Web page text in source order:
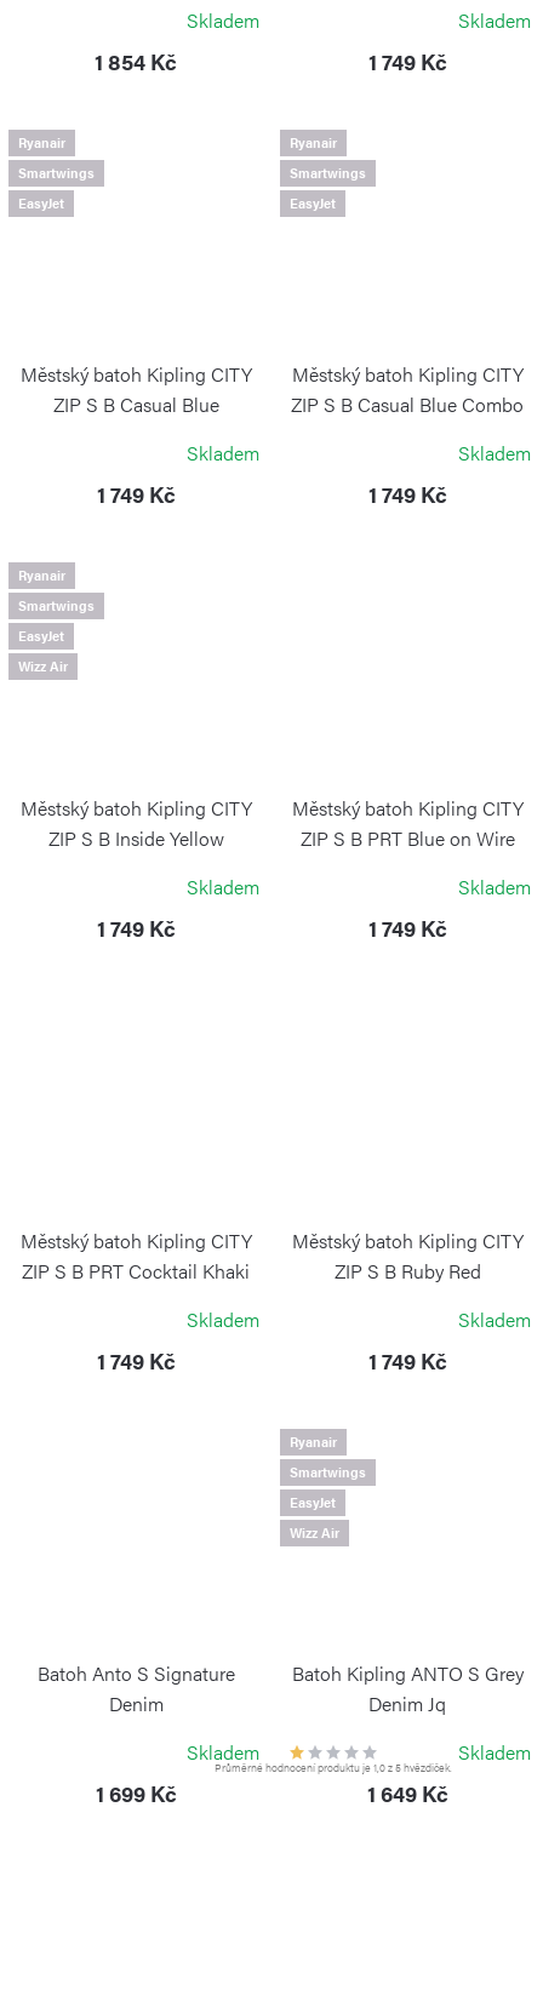
Skladem
1 854 Kč
Skladem
1 749 Kč
Ryanair
Smartwings
EasyJet
Městský batoh Kipling CITY
ZIP S B Casual Blue
Skladem
1 749 Kč
Ryanair
Smartwings
EasyJet
Městský batoh Kipling CITY
ZIP S B Casual Blue Combo
Skladem
1 749 Kč
Ryanair
Smartwings
EasyJet
Wizz Air
Městský batoh Kipling CITY
ZIP S B Inside Yellow
Skladem
1 749 Kč
Městský batoh Kipling CITY
ZIP S B PRT Blue on Wire
Skladem
1 749 Kč
Městský batoh Kipling CITY
ZIP S B PRT Cocktail Khaki
Skladem
1 749 Kč
Městský batoh Kipling CITY
ZIP S B Ruby Red
Skladem
1 749 Kč
Batoh Anto S Signature
Denim
Skladem
1 699 Kč
Ryanair
Smartwings
EasyJet
Wizz Air
Batoh Kipling ANTO S Grey
Denim Jq
Průměrné hodnocení produktu je 1,0 z 5 hvězdiček.
Skladem
1 649 Kč